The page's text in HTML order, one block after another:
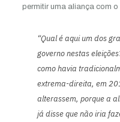
permitir uma aliança com
“Qual é aqui um dos
governo nestas
como havia
extrema-direita, em
alterassem, porque a
já disse que não iria